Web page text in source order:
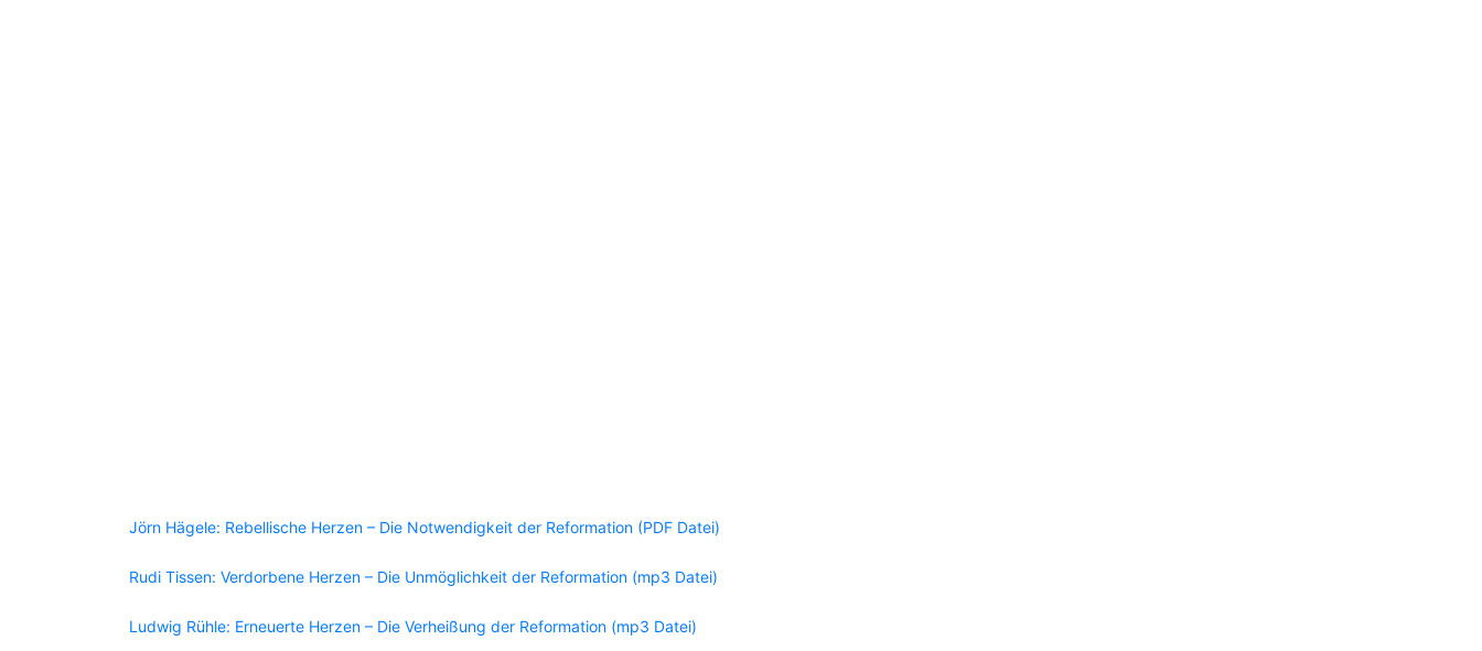
Jörn Hägele: Rebellische Herzen – Die Notwendigkeit der Reformation (PDF Datei)
Rudi Tissen: Verdorbene Herzen – Die Unmöglichkeit der Reformation (mp3 Datei)
Ludwig Rühle: Erneuerte Herzen – Die Verheißung der Reformation (mp3 Datei)